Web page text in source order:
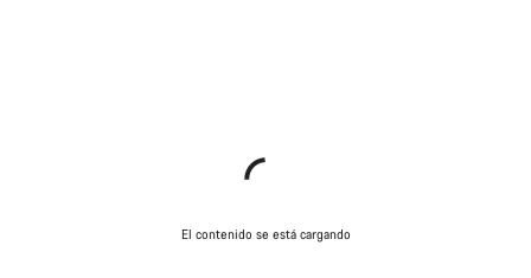
El contenido se está cargando